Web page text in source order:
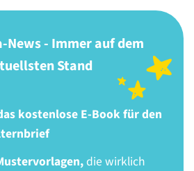
- Immer auf dem
Stand
kostenlose E-Book für den
die wirklich